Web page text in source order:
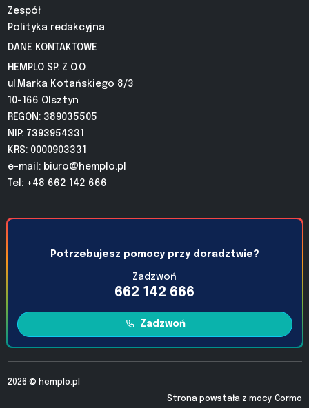
Zespół
Polityka redakcyjna
DANE KONTAKTOWE
HEMPLO SP. Z O.O.
ul.Marka Kotańskiego 8/3
10-166 Olsztyn
REGON: 389035505
NIP: 7393954331
KRS: 0000903331
e-mail: biuro@hemplo.pl
Tel: +48 662 142 666
Potrzebujesz pomocy przy doradztwie?
Zadzwoń
662 142 666
Zadzwoń
2026 © hemplo.pl
Strona powstała z mocy Cormo